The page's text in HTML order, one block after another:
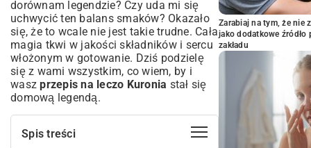
dorównam legendzie? Czy uda mi się
uchwycić ten balans smaków? Okazało
się, że to wcale nie jest takie trudne. Cała
magia tkwi w jakości składników i sercu
włożonym w gotowanie. Dziś podzielę
się z wami wszystkim, co wiem, by i
waszprzepis na leczo Kuronia stał się
domową legendą.
Spis treści
Zarabiaj na tym, że nie
jako dodatkowe
zakładu